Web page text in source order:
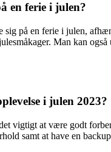
en ferie i julen?
sig på en ferie i julen,
Man kan
i julen 2023?
vigtigt at være godt
samt at have en